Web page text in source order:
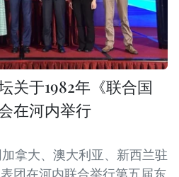
关于1982年《联合国
在河内举行
拿大、澳大利亚、新西兰驻